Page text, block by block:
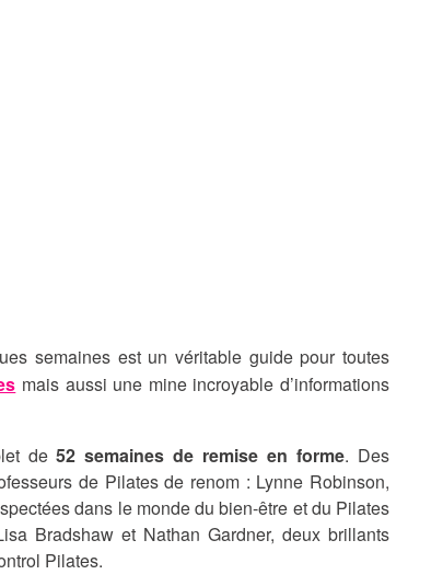
semaines est un véritable guide pour toutes
mais aussi une mine incroyable d’informations
de52 semaines de remise en forme. Des
de Pilates de renom : Lynne Robinson,
dans le monde du bien-être et du Pilates
Bradshaw et Nathan Gardner, deux brillants
Pilates.